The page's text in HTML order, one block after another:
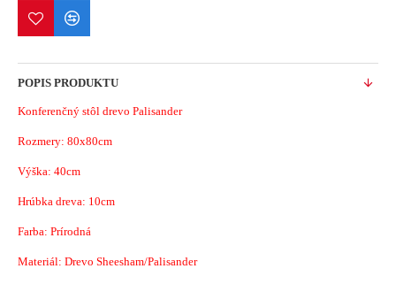
POPIS PRODUKTU
Konferenčný stôl drevo Palisander
Rozmery: 80x80cm
Výška: 40cm
Hrúbka dreva: 10cm
Farba: Prírodná
Materiál: Drevo Sheesham/Palisander